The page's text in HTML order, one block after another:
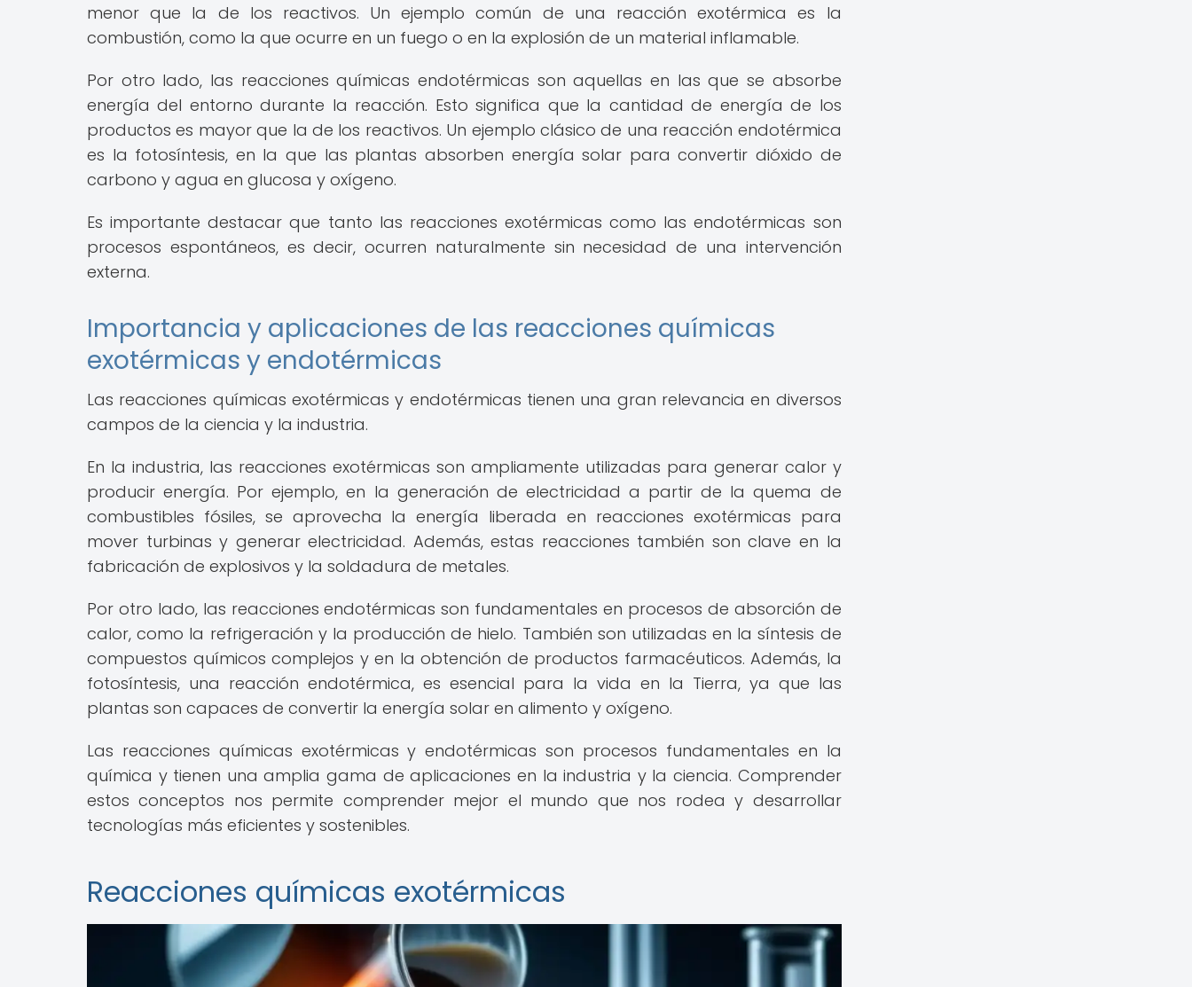
menor que la de los reactivos. Un ejemplo común de una reacción exotérmica es la
combustión, como la que ocurre en un fuego o en la explosión de un material inflamable.
Por otro lado, las reacciones químicas endotérmicas son aquellas en las que se absorbe
energía del entorno durante la reacción. Esto significa que la cantidad de energía de los
productos es mayor que la de los reactivos. Un ejemplo clásico de una reacción endotérmica
es la fotosíntesis, en la que las plantas absorben energía solar para convertir dióxido de
carbono y agua en glucosa y oxígeno.
Es importante destacar que tanto las reacciones exotérmicas como las endotérmicas son
procesos espontáneos, es decir, ocurren naturalmente sin necesidad de una intervención
externa.
Importancia y aplicaciones de las reacciones químicas
exotérmicas y endotérmicas
Las reacciones químicas exotérmicas y endotérmicas tienen una gran relevancia en diversos
campos de la ciencia y la industria.
En la industria, las reacciones exotérmicas son ampliamente utilizadas para generar calor y
producir energía. Por ejemplo, en la generación de electricidad a partir de la quema de
combustibles fósiles, se aprovecha la energía liberada en reacciones exotérmicas para
mover turbinas y generar electricidad. Además, estas reacciones también son clave en la
fabricación de explosivos y la soldadura de metales.
Por otro lado, las reacciones endotérmicas son fundamentales en procesos de absorción de
calor, como la refrigeración y la producción de hielo. También son utilizadas en la síntesis de
compuestos químicos complejos y en la obtención de productos farmacéuticos. Además, la
fotosíntesis, una reacción endotérmica, es esencial para la vida en la Tierra, ya que las
plantas son capaces de convertir la energía solar en alimento y oxígeno.
Las reacciones químicas exotérmicas y endotérmicas son procesos fundamentales en la
química y tienen una amplia gama de aplicaciones en la industria y la ciencia. Comprender
estos conceptos nos permite comprender mejor el mundo que nos rodea y desarrollar
tecnologías más eficientes y sostenibles.
Reacciones químicas exotérmicas